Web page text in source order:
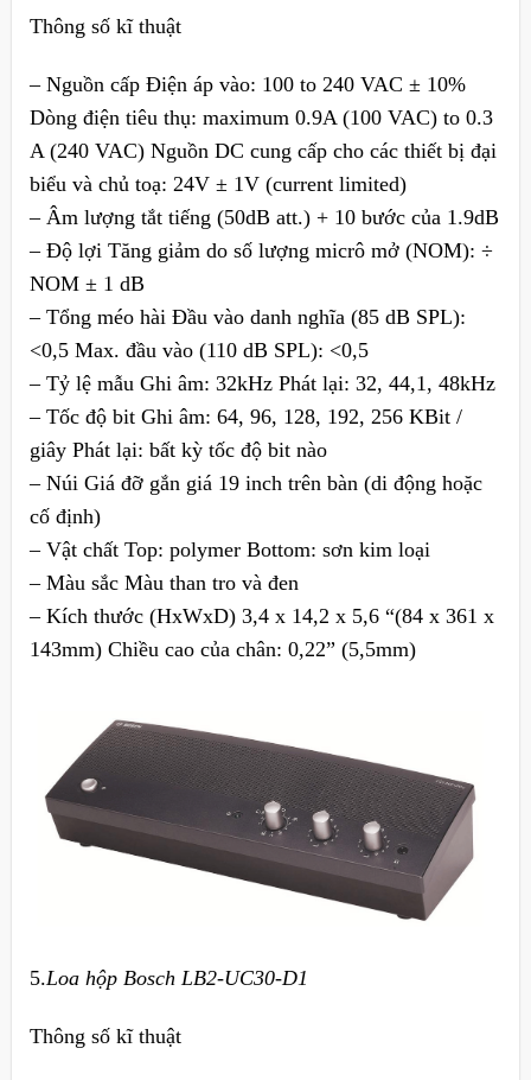
Thông số kĩ thuật
– Nguồn cấp Điện áp vào: 100 to 240 VAC ± 10%
Dòng điện tiêu thụ: maximum 0.9A (100 VAC) to 0.3
A (240 VAC) Nguồn DC cung cấp cho các thiết bị đại
biểu và chủ toạ: 24V ± 1V (current limited)
– Âm lượng tắt tiếng (50dB att.) + 10 bước của 1.9dB
– Độ lợi Tăng giảm do số lượng micrô mở (NOM): ÷
NOM ± 1 dB
– Tổng méo hài Đầu vào danh nghĩa (85 dB SPL):
<0,5 Max. đầu vào (110 dB SPL): <0,5
– Tỷ lệ mẫu Ghi âm: 32kHz Phát lại: 32, 44,1, 48kHz
– Tốc độ bit Ghi âm: 64, 96, 128, 192, 256 KBit /
giây Phát lại: bất kỳ tốc độ bit nào
– Núi Giá đỡ gắn giá 19 inch trên bàn (di động hoặc
cố định)
– Vật chất Top: polymer Bottom: sơn kim loại
– Màu sắc Màu than tro và đen
– Kích thước (HxWxD) 3,4 x 14,2 x 5,6 “(84 x 361 x
143mm) Chiều cao của chân: 0,22” (5,5mm)
5.Loa hộp Bosch LB2-UC30-D1
Thông số kĩ thuật